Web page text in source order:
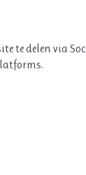
delen via